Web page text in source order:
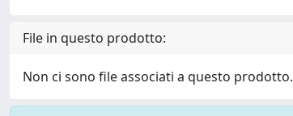
File in questo prodotto:
Non ci sono file associati a questo prodotto.